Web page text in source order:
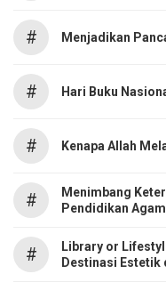
# Menjadikan
# Hari Buku
# Kenapa Allah
#
Menimbang
Pendidikan
#
Library or
Destinasi